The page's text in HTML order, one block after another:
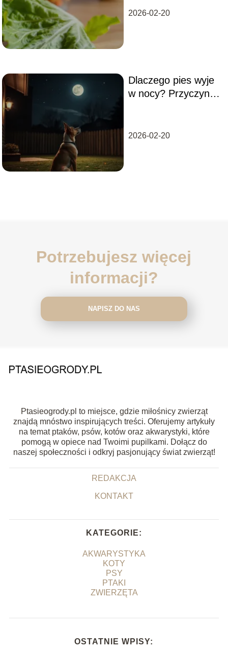
2026-02-20
Dlaczego pies wyje
w nocy? Przyczyny i
problemu
2026-02-20
Potrzebujesz więcej
informacji?
NAPISZ DO NAS
Ptasieogrody.pl to miejsce, gdzie miłośnicy zwierząt
znajdą mnóstwo inspirujących treści. Oferujemy artykuły
na temat ptaków, psów, kotów oraz akwarystyki, które
pomogą w opiece nad Twoimi pupilkami. Dołącz do
naszej społeczności i odkryj pasjonujący świat zwierząt!
REDAKCJA
KONTAKT
KATEGORIE:
AKWARYSTYKA
KOTY
PSY
PTAKI
ZWIERZĘTA
OSTATNIE WPISY: